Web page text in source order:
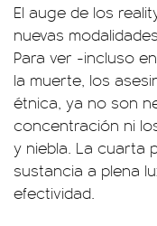
El auge de los
nuevas
Para ver -incluso
la muerte, los
étnica, ya no son
concentración ni
y niebla. La cuarta
sustancia a plena
efectividad.